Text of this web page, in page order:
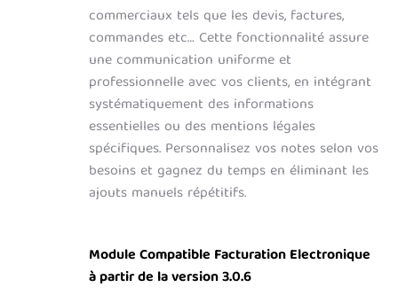
commerciaux tels que les devis, factures,
commandes etc… Cette fonctionnalité assure
une communication uniforme et
professionnelle avec vos clients, en intégrant
systématiquement des informations
essentielles ou des mentions légales
spécifiques. Personnalisez vos notes selon vos
besoins et gagnez du temps en éliminant les
ajouts manuels répétitifs.
Module Compatible Facturation Electronique
à partir de la version 3.0.6